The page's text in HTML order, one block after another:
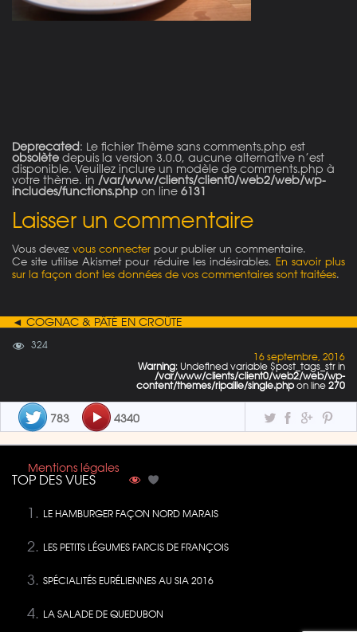
Deprecated: Le fichier Thème sans comments.php est
obsolète depuis la version 3.0.0, aucune alternative n’est
disponible. Veuillez inclure un modèle de comments.php à
votre thème. in /var/www/clients/client0/web2/web/wp-
includes/functions.php on line 6131
Laisser un commentaire
Vous devez vous connecter pour publier un commentaire.
Ce site utilise Akismet pour réduire les indésirables. En savoir plus
sur la façon dont les données de vos commentaires sont traitées.
◄ COGNAC & PÂTÉ EN CROÛTE
324
16 septembre, 2016
Warning: Undefined variable $post_tags_str in
/var/www/clients/client0/web2/web/wp-
content/themes/ripaille/single.phpon line 270
783 4340
Mentions légales
TOP DES VUES
LE HAMBURGER FAÇON NORD MARAIS
LES PETITS LÉGUMES FARCIS DE FRANÇOIS
SPÉCIALITÉS EURÉLIENNES AU SIA 2016
LA SALADE DE QUEDUBON